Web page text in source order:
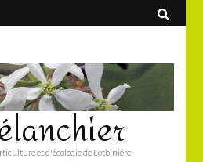
et d'écologie de Lotbinière